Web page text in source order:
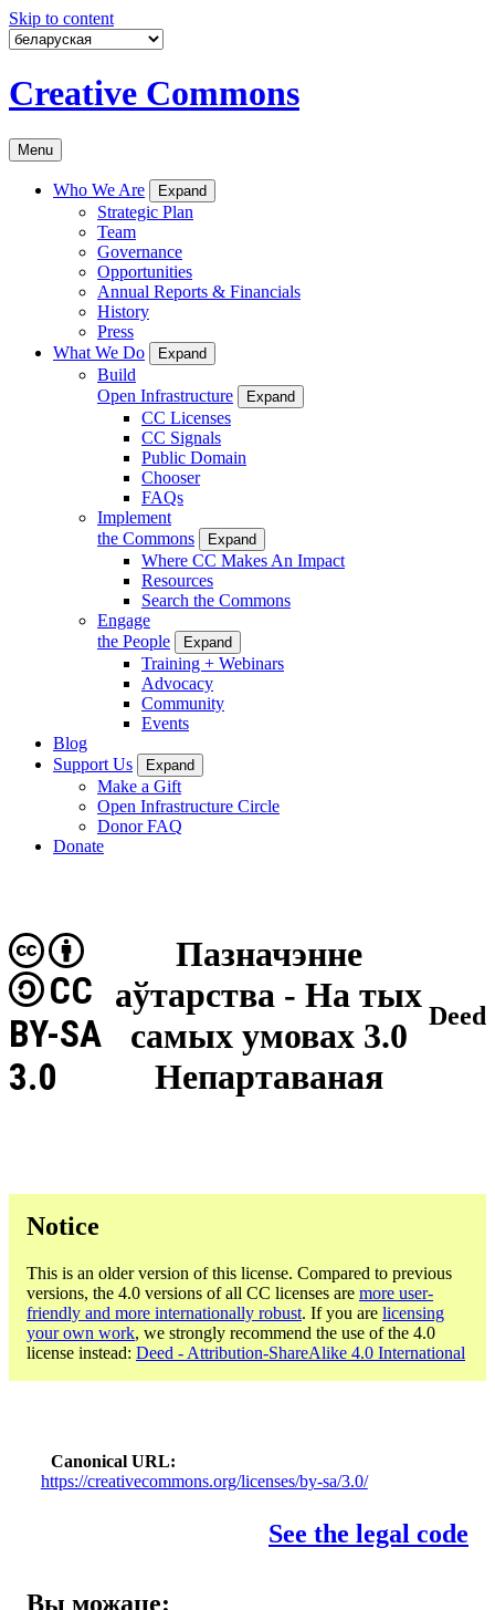
Skip to content
Creative Commons
Menu
Who We Are Expand
Strategic Plan
Team
Governance
Opportunities
Annual Reports & Financials
History
Press
What We Do
Expand
Build
Open Infrastructure
Expand
CC Licenses
CC Signals
Public Domain
Chooser
FAQs
Implement
the Commons
Expand
Where CC Makes An Impact
Resources
Search the Commons
Engage
the People
Expand
Training + Webinars
Advocacy
Community
Events
Blog
Support Us
Expand
Make a Gift
Open Infrastructure Circle
Donor FAQ
Donate
Пазначэнне
аўтарства - На тых
самых умовах 3.0
Непартаваная
CC
BY-SA
3.0
Deed
Notice
This is an older version of this license. Compared to previous
versions, the 4.0 versions of all CC licenses are more user-
friendly and more internationally robust. If you are licensing
your own work, we strongly recommend the use of the 4.0
license instead: Deed - Attribution-ShareAlike 4.0 International
Canonical URL
https://creativecommons.org/licenses/by-sa/3.0/
See the legal code
Вы можаце: